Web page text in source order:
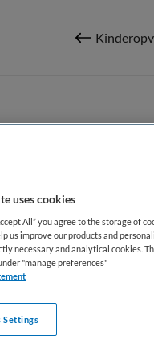
BRANCHE
uses cookies
All” you agree to the storage of
us improve our products and
necessary and analytical cookies.
"manage preferences"
Settings